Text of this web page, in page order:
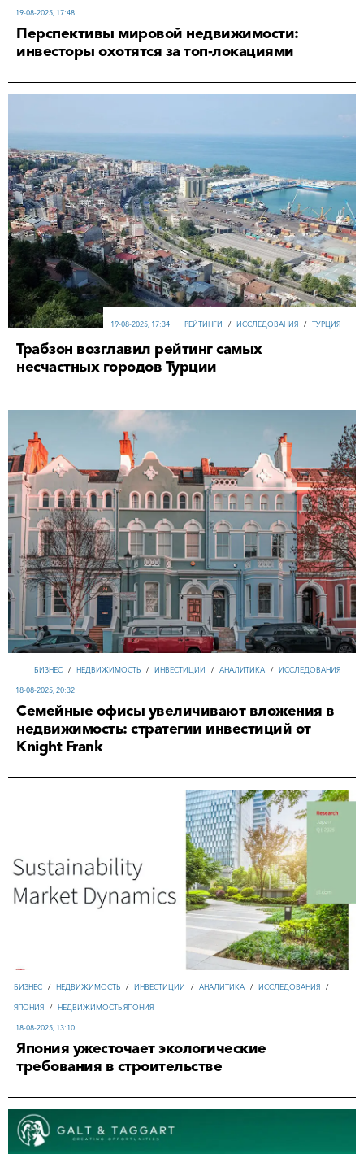
19-08-2025, 17:48
Перспективы мировой недвижимости:
инвесторы охотятся за топ-локациями
РЕЙТИНГИ / ИССЛЕДОВАНИЯ / ТУРЦИЯ
19-08-2025, 17:34
Трабзон возглавил рейтинг самых
несчастных городов Турции
БИЗНЕС / НЕДВИЖИМОСТЬ / ИНВЕСТИЦИИ / АНАЛИТИКА / ИССЛЕДОВАНИЯ
18-08-2025, 20:32
Семейные офисы увеличивают вложения в
недвижимость: стратегии инвестиций от
Knight Frank
БИЗНЕС / НЕДВИЖИМОСТЬ / ИНВЕСТИЦИИ / АНАЛИТИКА / ИССЛЕДОВАНИЯ /
ЯПОНИЯ / НЕДВИЖИМОСТЬ ЯПОНИЯ
18-08-2025, 13:10
Япония ужесточает экологические
требования в строительстве